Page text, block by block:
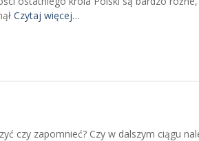
Czytaj więcej…
czy zapomnieć? Czy w dalszym ciągu